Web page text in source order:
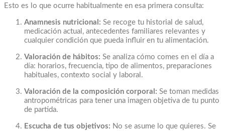
Esto es lo que ocurre habitualmente en esa primera consulta:
Anamnesis nutricional: Se recoge tu historial de salud,
medicación actual, antecedentes familiares relevantes y
cualquier condición que pueda influir en tu alimentación.
Valoración de hábitos: Se analiza cómo comes en el día a
día: horarios, frecuencia, tipo de alimentos, preparaciones
habituales, contexto social y laboral.
Valoración de la composición corporal: Se toman medidas
antropométricas para tener una imagen objetiva de tu punto
de partida.
Escucha de tus objetivos: No se asume lo que quieres. Se